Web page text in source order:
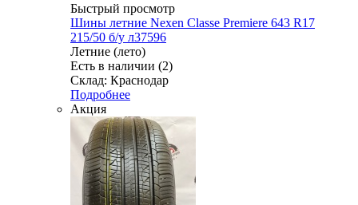
Быстрый просмотр
Шины летние Nexen Classe Premiere 643 R17
215/50 б/у л37596
Летние (лето)
Есть в наличии (2)
Склад: Краснодар
Подробнее
Акция